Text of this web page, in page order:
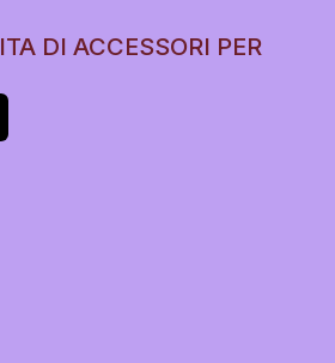
DI ACCESSORI PER